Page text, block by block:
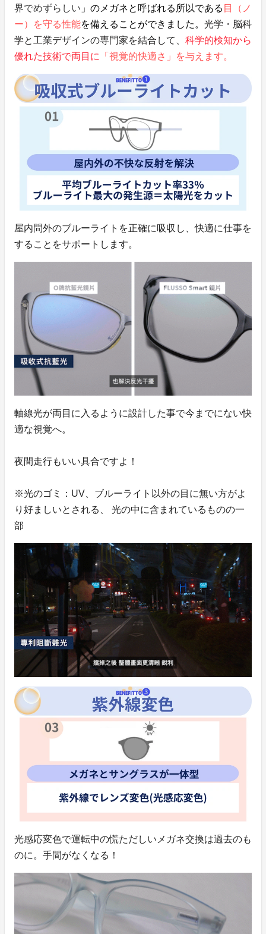
界でめずらしい 」のメガネと呼ばれる所以である 目（ノ
ー）を守る性能を備えることができました。 光学・脳科
学と工業デザインの専門家を結合して、 科学的検知から
優れた技術で両目に
「視覚的快適さ」を与えます。
屋内問外のブルーライトを正確に吸収し、快適に仕事を
することをサポートします。
軸線光が両目に入るように設計した事で今までにない快
適な視覚へ。
夜間走行もいい具合ですよ！
※光のゴミ：UV、ブルーライト以外の目に無い方がよ
り好ましいとされる、 光の中に含まれているものの一
部
光感応変色で運転中の慌ただしいメガネ交換は過去のも
のに。手間がなくなる！